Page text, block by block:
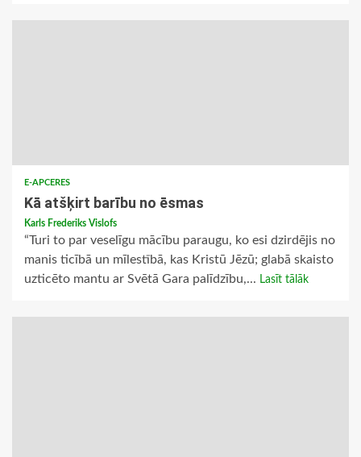
E-APCERES
Kā atšķirt barību no ēsmas
Karls Frederiks Vislofs
“Turi to par veselīgu mācību paraugu, ko esi dzirdējis no
manis ticībā un mīlestībā, kas Kristū Jēzū; glabā skaisto
uzticēto mantu ar Svētā Gara palīdzību,... Lasīt tālāk